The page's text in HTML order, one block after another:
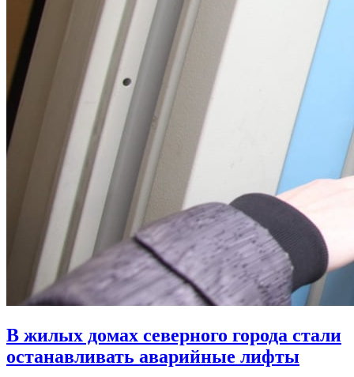
В жилых домах северного города стали
останавливать аварийные лифты